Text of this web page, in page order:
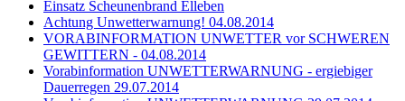
Einsatz Scheunenbrand Elleben
Achtung Unwetterwarnung! 04.08.2014
VORABINFORMATION UNWETTER vor SCHWEREN
GEWITTERN - 04.08.2014
Vorabinformation UNWETTERWARNUNG - ergiebiger
Dauerregen 29.07.2014